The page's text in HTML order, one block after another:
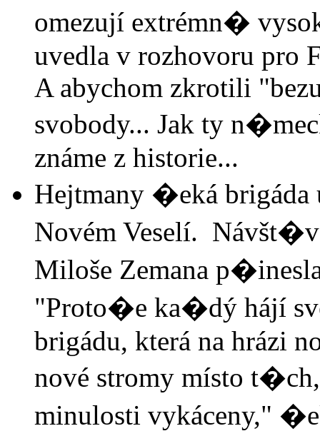
omezují extrémn�
uvedla v rozhovoru pro
A abychom zkrotili
svobody... Jak ty
známe z historie...
Hejtmany �eká brigáda
Novém Veselí.
Miloše Zemana
"Proto�e ka�dý hájí
brigádu, která na hrázi
nové stromy místo
minulosti vykáceny,"